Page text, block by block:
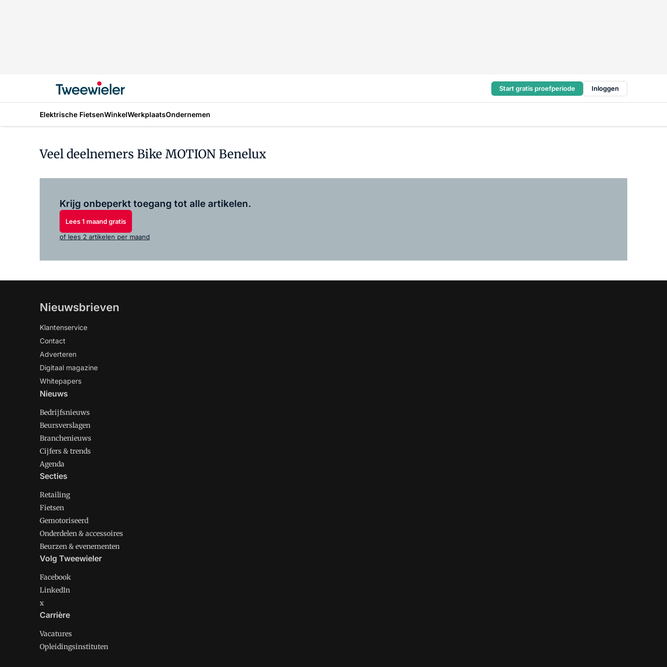
Start gratis proefperiode Inloggen
Elektrische FietsenWinkelWerkplaatsOndernemen
Veel deelnemers Bike MOTION Benelux
Krijg onbeperkt toegang tot alle artikelen.
Lees 1 maand gratis
of lees 2 artikelen per maand
Nieuwsbrieven
Klantenservice
Contact
Adverteren
Digitaal magazine
Whitepapers
Nieuws
Bedrijfsnieuws
Beursverslagen
Branchenieuws
Cijfers & trends
Agenda
Secties
Retailing
Fietsen
Gemotoriseerd
Onderdelen & accessoires
Beurzen & evenementen
Volg Tweewieler
Facebook
LinkedIn
x
Carrière
Vacatures
Opleidingsinstituten